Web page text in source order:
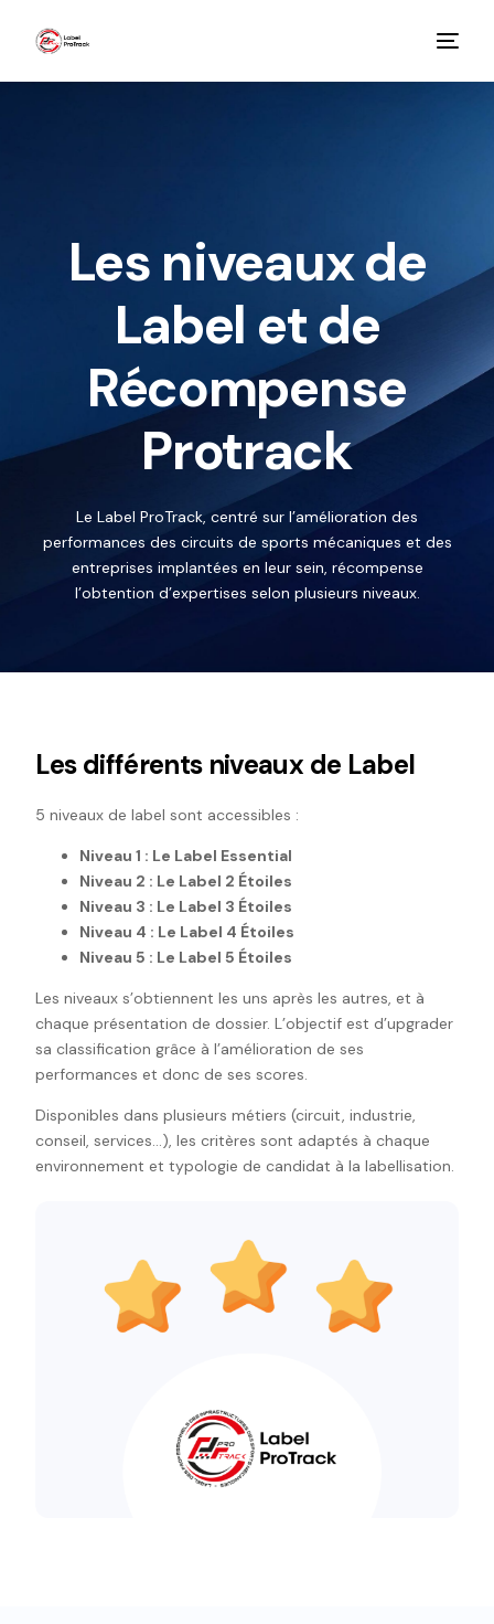
Les niveaux de
Label et de
Récompense
Protrack
Le Label ProTrack, centré sur l’amélioration des
performances des circuits de sports mécaniques et des
entreprises implantées en leur sein, récompense
l’obtention d’expertises selon plusieurs niveaux.
Les différents niveaux de Label
5 niveaux de label sont accessibles :
Niveau 1 : Le Label Essential
Niveau 2 : Le Label 2 Étoiles
Niveau 3 : Le Label 3 Étoiles
Niveau 4 : Le Label 4 Étoiles
Niveau 5 : Le Label 5 Étoiles
Les niveaux s’obtiennent les uns après les autres, et à
chaque présentation de dossier. L’objectif est d’upgrader
sa classification grâce à l’amélioration de ses
performances et donc de ses scores.
Disponibles dans plusieurs métiers (circuit, industrie,
conseil, services…), les critères sont adaptés à chaque
environnement et typologie de candidat à la labellisation.